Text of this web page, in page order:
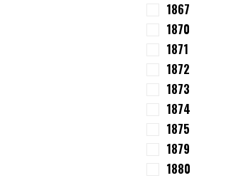
1867
1870
1871
1872
1873
1874
1875
1879
1880